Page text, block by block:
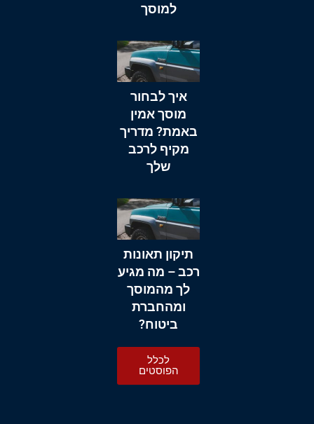
למוסך
איך לבחור
מוסך אמין
באמת? מדריך
מקיף לרכב
שלך
תיקון תאונות
רכב – מה מגיע
לך מהמוסך
ומהחברת
ביטוח?
לכלל
הפוסטים